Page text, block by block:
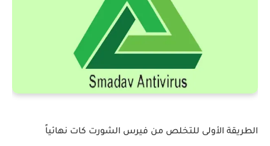
الطريقة الأولى للتخلص من فيرس الشورت كات نهائياً